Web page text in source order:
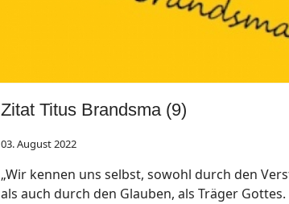
Zitat Titus Brandsma (9)
03. August 2022
„Wir kennen uns selbst, sowohl durch den
als auch durch den Glauben, als Träger Gottes.